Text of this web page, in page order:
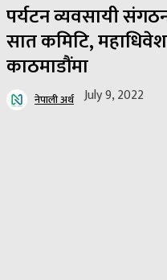
पर्यटन व्यवसायी
सात कमिटि,
काठमाडौंमा
नेपाली अर्थ July 9, 2022